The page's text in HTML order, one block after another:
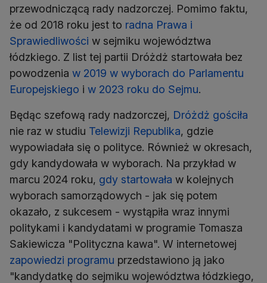
przewodniczącą rady nadzorczej. Pomimo faktu,
że od 2018 roku jest to radna Prawa i
Sprawiedliwości w sejmiku województwa
łódzkiego. Z list tej partii Dróżdż startowała bez
powodzenia w 2019 w wyborach do Parlamentu
Europejskiego i w 2023 roku do Sejmu.
Będąc szefową rady nadzorczej, Dróżdż gościła
nie raz w studiu Telewizji Republika, gdzie
wypowiadała się o polityce. Również w okresach,
gdy kandydowała w wyborach. Na przykład w
marcu 2024 roku, gdy startowała w kolejnych
wyborach samorządowych - jak się potem
okazało, z sukcesem - wystąpiła wraz innymi
politykami i kandydatami w programie Tomasza
Sakiewicza "Polityczna kawa". W internetowej
zapowiedzi programu przedstawiono ją jako
"kandydatkę do sejmiku województwa łódzkiego,